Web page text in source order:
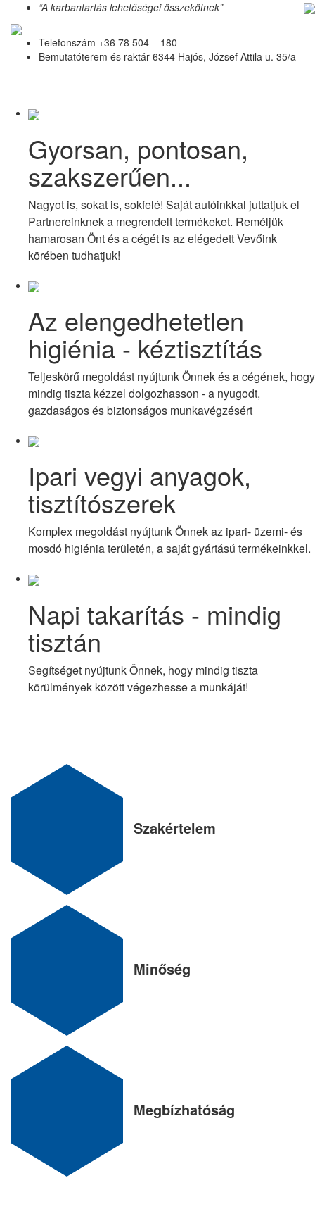
“A karbantartás lehetőségei összekötnek”
Telefonszám +36 78 504 – 180
Bemutatóterem és raktár 6344 Hajós, József Attila u. 35/a
Gyorsan, pontosan,
szakszerűen...
Nagyot is, sokat is, sokfelé! Saját autóinkkal juttatjuk el
Partnereinknek a megrendelt termékeket. Reméljük
hamarosan Önt és a cégét is az elégedett Vevőink
körében tudhatjuk!
Az elengedhetetlen
higiénia - kéztisztítás
Teljeskörű megoldást nyújtunk Önnek és a cégének, hogy
mindig tiszta kézzel dolgozhasson - a nyugodt,
gazdaságos és biztonságos munkavégzésért
Ipari vegyi anyagok,
tisztítószerek
Komplex megoldást nyújtunk Önnek az ipari- üzemi- és
mosdó higiénia területén, a saját gyártású termékeinkkel.
Napi takarítás - mindig
tisztán
Segítséget nyújtunk Önnek, hogy mindig tiszta
körülmények között végezhesse a munkáját!
Szakértelem
Minőség
Megbízhatóság